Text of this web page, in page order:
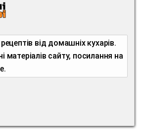
рецептів від домашніх кухарів.
матеріалів сайту, посилання на